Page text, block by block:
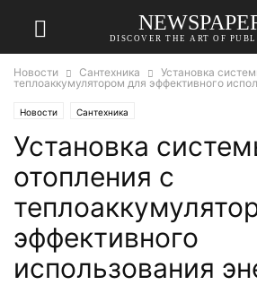
DISCOVER THE ART OF
Новости Сантехника
Установка
теплоаккумулятором для эффективного
Новости Сантехника
Установка
отопления с
эффективного
использования